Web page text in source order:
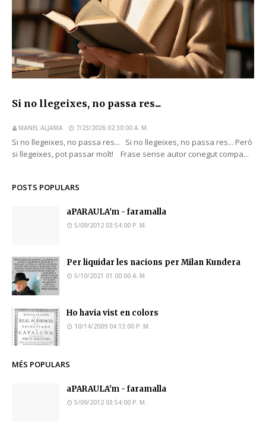
Si no llegeixes, no passa res...
MANEL ALJAMA 7/23/2026 02:30:00 A. M.
Si no llegeixes, no passa res... Si no llegeixes, no passa res... Però
si llegeixes, pot passar molt! Frase sense autor conegut compa...
POSTS POPULARS
aPARAULA'm - faramalla
5/09/2012 03:54:00 P. M.
Per liquidar les nacions per Milan Kundera
5/10/2021 01:00:00 A. M.
Ho havia vist en colors
10/14/2009 04:13:00 P. M.
MÉS POPULARS
aPARAULA'm - faramalla
5/09/2012 03:54:00 P. M.